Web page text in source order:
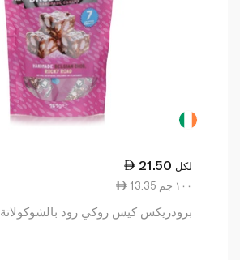
21.50 لكل
13.35 ١٠٠ جم
برودريكس كيس روكي رود بالشوكولاتة 161 غرام